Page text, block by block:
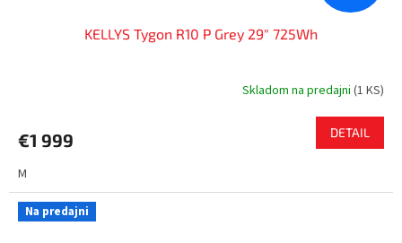
KELLYS Tygon R10 P Grey 29" 725Wh
Skladom na predajni (1 KS)
€1 999 DETAIL
M
Na predajni